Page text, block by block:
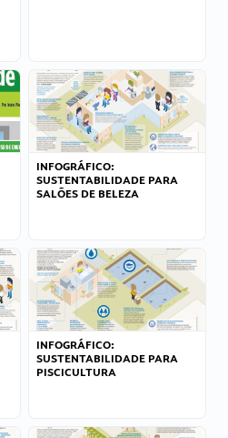
INFOGRÁFICO:
SUSTENTABILIDADE PARA
SALÕES DE BELEZA
INFOGRÁFICO:
SUSTENTABILIDADE PARA
PISCICULTURA